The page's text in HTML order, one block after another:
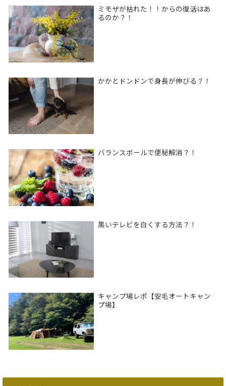
ミモザが枯れた！！からの復活はあ
るのか？！
かかとドンドンで身長が伸びる？！
バランスボールで便秘解消？！
黒いテレビを白くする方法？！
キャンプ場レポ【安毛オートキャン
プ場】